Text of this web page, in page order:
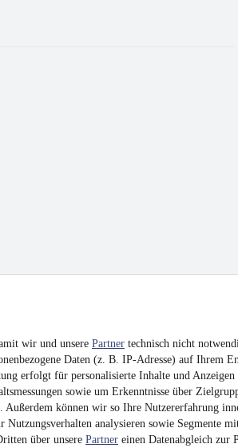
wir und unsere Partner technisch nicht
Daten (z. B. IP-Adresse) auf Ihrem
erfolgt für personalisierte Inhalte und
sowie um Erkenntnisse über
Außerdem können wir so Ihre Nutzererfahrung
Nutzungsverhalten analysieren sowie Segmente
über unsere Partner einen Datenabgleich zur